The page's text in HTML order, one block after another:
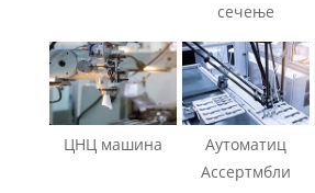
сечење
ЦНЦ машина
Аутоматиц
Ассертмбли